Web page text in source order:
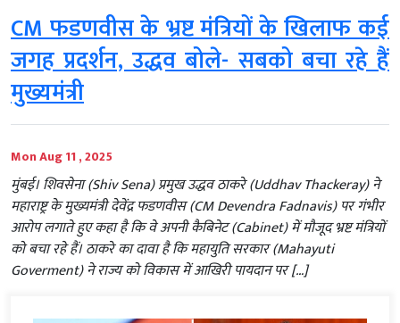
CM फडणवीस के भ्रष्ट मंत्रियों के खिलाफ कई
जगह प्रदर्शन, उद्धव बोले- सबको बचा रहे हैं
मुख्यमंत्री
Mon Aug 11 , 2025
मुंबई। शिवसेना (Shiv Sena) प्रमुख उद्धव ठाकरे (Uddhav Thackeray) ने
महाराष्ट्र के मुख्यमंत्री देवेंद्र फडणवीस (CM Devendra Fadnavis) पर गंभीर
आरोप लगाते हुए कहा है कि वे अपनी कैबिनेट (Cabinet) में मौजूद भ्रष्ट मंत्रियों
को बचा रहे हैं। ठाकरे का दावा है कि महायुति सरकार (Mahayuti
Goverment) ने राज्य को विकास में आखिरी पायदान पर […]